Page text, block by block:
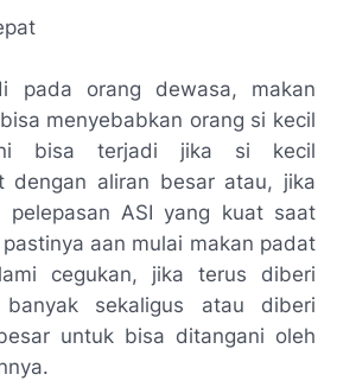
pada orang dewasa, makan
menyebabkan orang si kecil
bisa terjadi jika si kecil
dengan aliran besar atau, jika
pelepasan ASI yang kuat saat
aan mulai makan padat
cegukan, jika terus diberi
sekaligus atau diberi
untuk bisa ditangani oleh